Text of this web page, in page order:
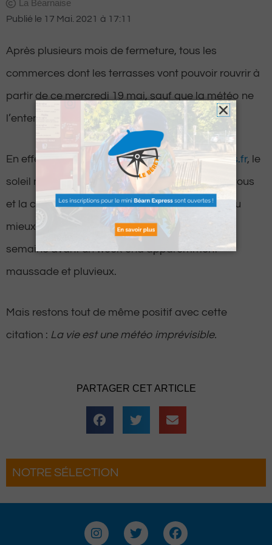
La Béarnaise
Publié le 17 Mai. 2021 à 17:11
Après plusieurs mois de fermeture, tous les
commerces dont les terrasses vont pouvoir rouvrir à
partir de ce mercredi 19 mai, sauf que la météo ne
l’entend pas de cette oreille.
En effet, selon les prévisions demeteopyrenees.fr, le
soleil ne serait pour le moment pas au rendez-vous
et la chaleur non plus en Béarn. En revanche, du
mieux est attendu dans les derniers jours de la
semaine avant un week-end apparemment
maussade et pluvieux.
Mais restons tout de même positif avec cette
citation : La vie est une météo imprévisible.
PARTAGER CET ARTICLE
NOTRE SÉLECTION
Roi fait son grand retour
édition
Hestiv’Òc :
grand
I
n
T
w
F
a